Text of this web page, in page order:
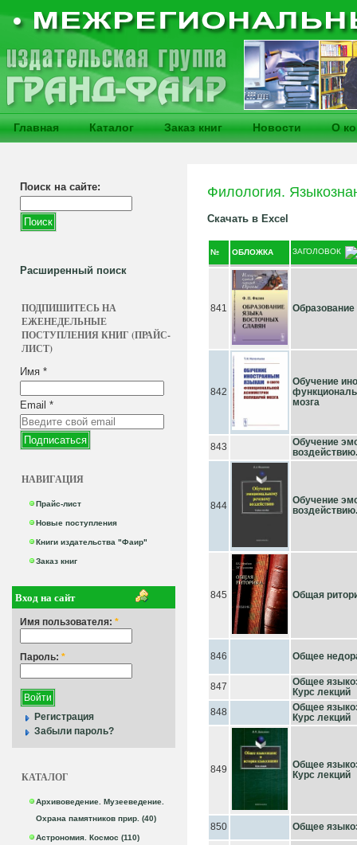
Главная Каталог Заказ книг Новости О
Поиск на сайте:
Расширенный поиск
ПОДПИШИТЕСЬ НА
ЕЖЕНЕДЕЛЬНЫЕ
ПОСТУПЛЕНИЯ КНИГ (ПРАЙС-
ЛИСТ)
Имя *
Email *
НАВИГАЦИЯ
Прайс-лист
Новые поступления
Книги издательства "Фаир"
Заказ книг
Вход на сайт
Имя пользователя: *
Пароль: *
Регистрация
Забыли пароль?
КАТАЛОГ
Архивоведение. Музееведение.
Охрана памятников прир. (40)
Астрономия. Космос (110)
Филология.
Скачать в Excel
№ ОБЛОЖКА ЗАГОЛОВОК
841
842
Обучение
мозга
843
Обучение
844
Обучение
845 Общая
846 Общее
847
Общее
Курс лекций
848
Общее
Курс лекций
849
Общее
Курс лекций
850 Общее